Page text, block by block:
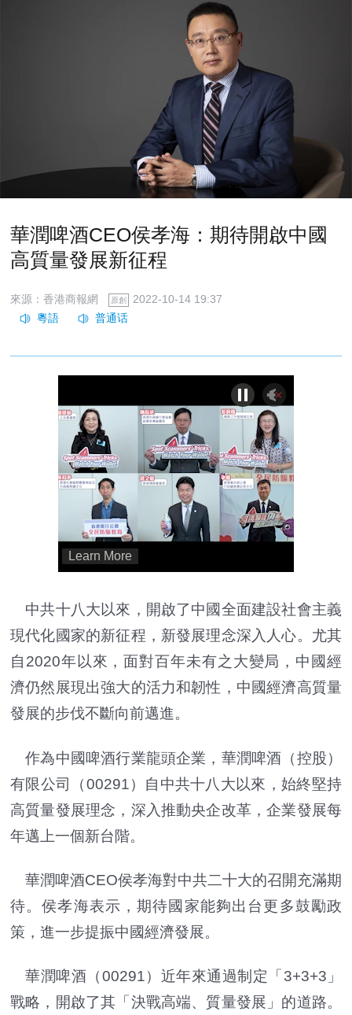
華潤啤酒CEO侯孝海：期待開啟中國
高質量發展新征程
來源：香港商報網 原創 2022-10-14 19:37
中共十八大以來，開啟了中國全面建設社會主義
現代化國家的新征程，新發展理念深入人心。尤其
自2020年以來，面對百年未有之大變局，中國經
濟仍然展現出強大的活力和韌性，中國經濟高質量
發展的步伐不斷向前邁進。
作為中國啤酒行業龍頭企業，華潤啤酒（控股）
有限公司（00291）自中共十八大以來，始終堅持
高質量發展理念，深入推動央企改革，企業發展每
年邁上一個新台階。
華潤啤酒CEO侯孝海對中共二十大的召開充滿期
待。侯孝海表示，期待國家能夠出台更多鼓勵政
策，進一步提振中國經濟發展。
華潤啤酒（00291）近年來通過制定「3+3+3」
戰略，開啟了其「決戰高端、質量發展」的道路。